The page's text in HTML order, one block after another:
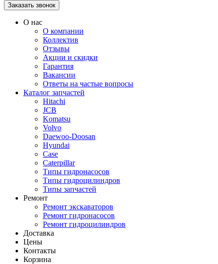
О нас
О компании
Коллектив
Отзывы
Акции и скидки
Гарантия
Вакансии
Ответы на частые вопросы
Каталог запчастей
Hitachi
JCB
Komatsu
Volvo
Daewoo-Doosan
Hyundai
Case
Caterpillar
Типы гидронасосов
Типы гидроцилиндров
Типы запчастей
Ремонт
Ремонт экскаваторов
Ремонт гидронасосов
Ремонт гидроцилиндров
Доставка
Цены
Контакты
Корзина